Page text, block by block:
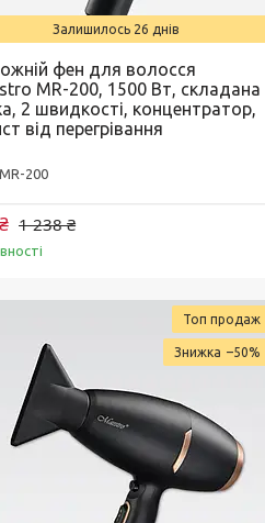
Залишилось 26 днів
фен для волосся
MR-200, 1500 Вт, складана
2 швидкості, концентратор,
від перегрівання
MR-200
1 238 ₴
Топ продаж
–50%